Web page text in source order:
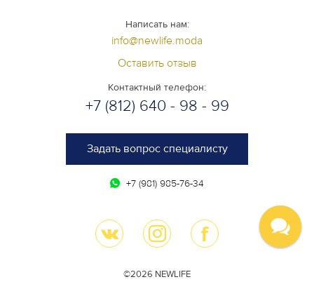
Написать нам:
info@newlife.moda
Оставить отзыв
Контактный телефон:
+7 (812) 640 - 98 - 99
Задать вопрос специалисту
+7 (981) 985-76-34
©2026 NEWLIFE